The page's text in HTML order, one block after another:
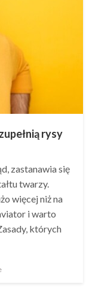
rysy
zastanawia się
twarzy.
więcej niż na
i warto
których